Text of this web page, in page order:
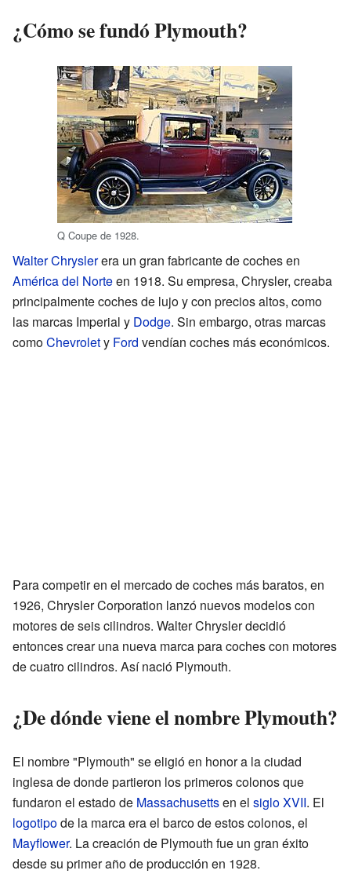
¿Cómo se fundó Plymouth?
Q Coupe de 1928.
Walter Chryslerera un gran fabricante de coches en
América del Norteen 1918. Su empresa, Chrysler, creaba
principalmente coches de lujo y con precios altos, como
las marcas Imperial y Dodge. Sin embargo, otras marcas
comoChevrolety Ford vendían coches más económicos.
Para competir en el mercado de coches más baratos, en
1926, Chrysler Corporation lanzó nuevos modelos con
motores de seis cilindros. Walter Chrysler decidió
entonces crear una nueva marca para coches con motores
de cuatro cilindros. Así nació Plymouth.
¿De dónde viene el nombre Plymouth?
El nombre "Plymouth" se eligió en honor a la ciudad
inglesa de donde partieron los primeros colonos que
fundaron el estado de Massachusettsen el siglo XVII. El
logotipode la marca era el barco de estos colonos, el
Mayflower. La creación de Plymouth fue un gran éxito
desde su primer año de producción en 1928.